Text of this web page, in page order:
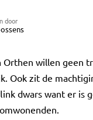
door
Orthen willen geen
Ook zit de
dwars want er is